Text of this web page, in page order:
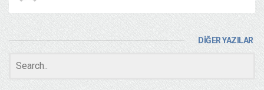
DİĞER YAZILAR